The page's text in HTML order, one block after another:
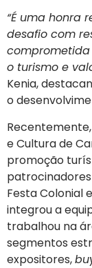
“É uma honra
desafio com
comprometida
o turismo e
Kenia,
o
e Cultura de
promoção
Festa Colonial
integrou a
trabalhou na
segmentos
expositores,